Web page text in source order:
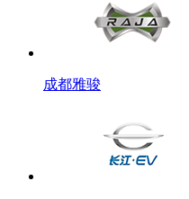
成都雅骏